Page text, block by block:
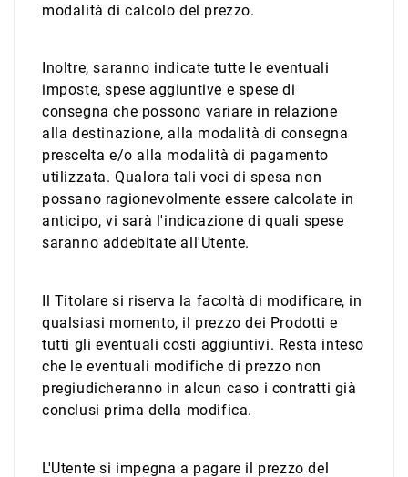
modalità di calcolo del prezzo.
Inoltre, saranno indicate tutte le eventuali
imposte, spese aggiuntive e spese di
consegna che possono variare in relazione
alla destinazione, alla modalità di consegna
prescelta e/o alla modalità di pagamento
utilizzata. Qualora tali voci di spesa non
possano ragionevolmente essere calcolate in
anticipo, vi sarà l'indicazione di quali spese
saranno addebitate all'Utente.
Il Titolare si riserva la facoltà di modificare, in
qualsiasi momento, il prezzo dei Prodotti e
tutti gli eventuali costi aggiuntivi. Resta inteso
che le eventuali modifiche di prezzo non
pregiudicheranno in alcun caso i contratti già
conclusi prima della modifica.
L'Utente si impegna a pagare il prezzo del